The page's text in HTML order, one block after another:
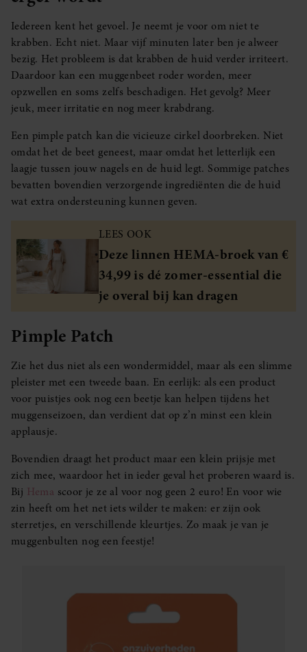
Iedereen kent het gevoel. Je neemt je voor om niet te
krabben. Echt niet. Maar vijf minuten later ben je alweer
bezig. Het probleem is dat krabben de huid verder irriteert.
Daardoor kan een muggenbeet roder worden, meer
opzwellen en soms zelfs beschadigen. Het gevolg? Meer
jeuk, meer irritatie en nog meer krabdrang.
Een pimple patch kan die vicieuze cirkel doorbreken. Niet
omdat het de beet geneest, maar omdat het letterlijk een
laagje tussen jouw nagels en de huid legt. Sommige patches
bevatten bovendien verzorgende ingrediënten die de huid
wat extra ondersteuning kunnen geven.
LEES OOK
Deze linnen HEMA-broek van €
34,99 is dé zomer-essential die
je overal bij kan dragen
Pimple Patch
Zie het dus niet als een wondermiddel, maar als een slimme
pleister met een tweede baan. En eerlijk: als een product
voor puistjes ook nog een beetje kan helpen tijdens het
muggenseizoen, dan verdient dat op z’n minst een klein
applausje.
Bovendien draagt het product maar een klein prijsje met
zich mee, waardoor het in ieder geval het proberen waard is.
Bij Hema scoor je ze al voor nog geen 2 euro! En voor wie
zin heeft om het net iets wilder te maken: er zijn ook
sterretjes, en verschillende kleurtjes. Zo maak je van je
muggenbulten nog een feestje!